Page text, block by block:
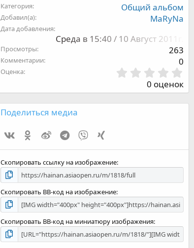
Категория Общий альбом
Добавил(а) MaRyNa
Дата добавления
Среда в 15:40 / 10 Август 2011г.
Просмотры 263
Комментарии 0
Оценка
,
0
0
д
0 оценок
Поделиться медиа
Vk
Ok Weibo Telegram
Viber
Скопировать ссылку на изображение
Скопировать BB-код на изображение
Скопировать BB-код на миниатюру изображения